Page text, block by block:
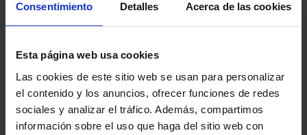
Consentimiento Detalles Acerca de las cookies
Esta página web usa cookies
Las cookies de este sitio web se usan para personalizar
el contenido y los anuncios, ofrecer funciones de redes
sociales y analizar el tráfico. Además, compartimos
información sobre el uso que haga del sitio web con
· Peso: 5,6 kg.
¿POR QUÉ ELEGIRNOS?
Desde 1988
Innovando contigo